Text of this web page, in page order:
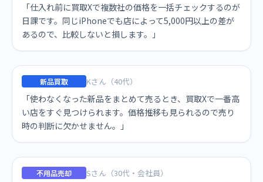
「仕入れ前に買取Xで複数社の価格を一括チェックするのが
日課です。同じiPhoneでも店によって5,000円以上の差が
あるので、比較しないと損します。」
新品買取 Kさん（40代）
「使わなくなった新品をまとめて売るとき、買取Xで一番高
い店をすぐ見つけられます。価格推移も見られるので売り
時の判断に欠かせません。」
不用品売却 Sさん（30代・会社員）